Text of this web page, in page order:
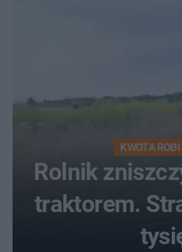
KWOTA
Rolnik
traktorem.